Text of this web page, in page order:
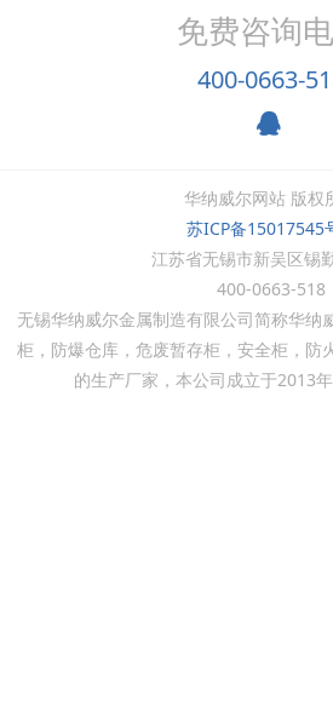
免费咨询
400-0663-
华纳威尔网站 版权
苏ICP备15017545
江苏省无锡市新吴区锡
400-0663-518
无锡华纳威尔金属制造有限公司简称华纳
柜，防爆仓库，危废暂存柜，安全柜，防
的生产厂家，本公司成立于2013